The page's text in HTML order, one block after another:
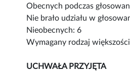
Obecnych podczas
Nie brało udziału w
Nieobecnych: 6
Wymagany rodzaj
UCHWAŁA PRZYJĘTA